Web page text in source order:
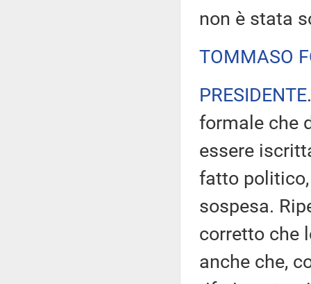
non è stata
TOMMASO
PRESIDENTE
formale che
essere
fatto
sospesa.
corretto che
anche che,